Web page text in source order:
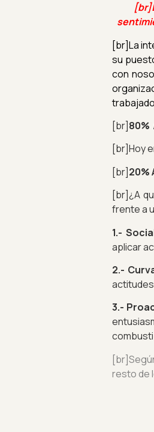
[br]
[br]La
su
con
[br]80%
[br]Hoy
[br]20%
[br]¿A
frente a
1.-
aplicar
2.-
3.-
resto de